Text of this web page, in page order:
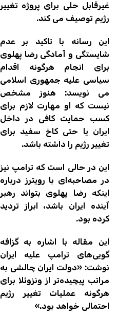
غیرقابل حلی برای پروژه تغییر
رژیم توصیف می کند.
این رسانه با تاکید بر عدم
شایستگی و آمادگی رضا پهلوی
برای انجام هرگونه اقدام
سیاسی علیه جمهوری اسلامی
می نویسد: هنوز مشخص
نیست که او مهارت لازم برای
کسب حمایت کافی در داخل
ایران یا حتی کاخ سفید برای
تغییر رژیم را داشته باشد.
این در حالی است که ترامپ نیز
در مصاحبه‌ای با رویترز درباره
اینکه رضا پهلوی بتواند رهبر
آینده ایران باشد، ابراز تردید
کرده بود.
این مقاله با اشاره به گزافه
گویی‌های ترامپ علیه ایران
نوشت: «دولت ایران چالشی به
مراتب پیچیده‌تر از ونزوئلا برای
هرگونه عملیات تغییر رژیم
احتمالی خواهد بود.»